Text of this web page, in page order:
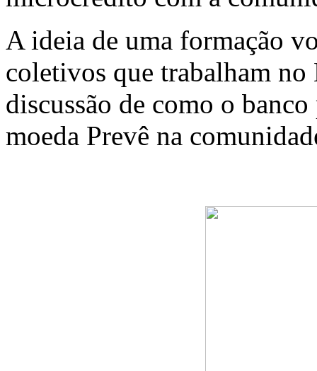
A ideia de uma formação
coletivos que trabalham
discussão de como o
moeda Prevê na